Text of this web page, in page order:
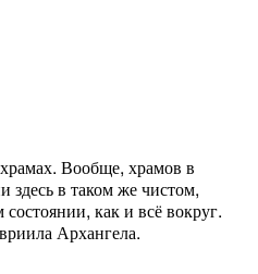
Вообще, храмов в
здесь в таком же чистом,
как и всё вокруг.
Архангела.